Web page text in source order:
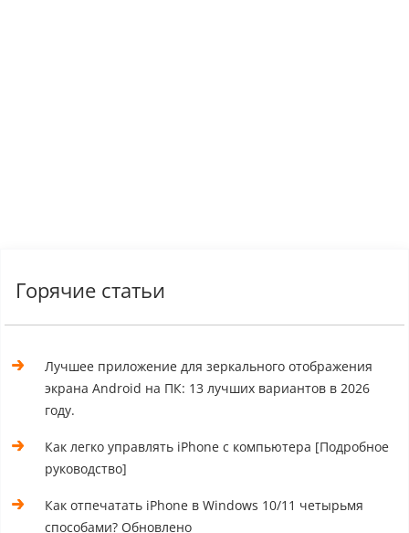
Горячие статьи
Лучшее приложение для зеркального отображения
экрана Android на ПК: 13 лучших вариантов в 2026
году.
Как легко управлять iPhone с компьютера [Подробное
руководство]
Как отпечатать iPhone в Windows 10/11 четырьмя
способами? Обновлено